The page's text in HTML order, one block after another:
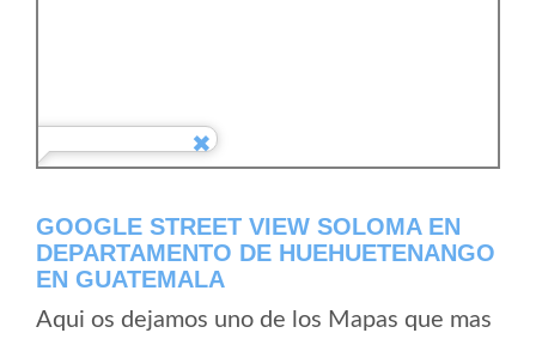
GOOGLE STREET VIEW SOLOMA EN
DEPARTAMENTO DE HUEHUETENANGO
EN GUATEMALA
Aqui os dejamos uno de los Mapas que mas